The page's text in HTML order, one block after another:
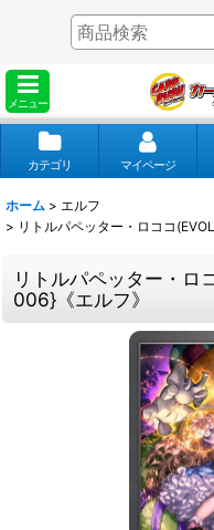
メニュー
カテゴリ マイページ
ホーム > エルフ
> リトルパペッター・ロココ
リトルパペッター・ロ
006}《エルフ》